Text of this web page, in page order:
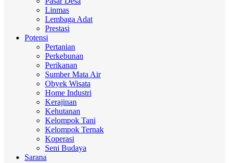
Linmas
Lembaga Adat
Prestasi
Potensi
Pertanian
Perkebunan
Perikanan
Sumber Mata Air
Obyek Wisata
Home Industri
Kerajinan
Kehutanan
Kelompok Tani
Kelompok Ternak
Koperasi
Seni Budaya
Sarana